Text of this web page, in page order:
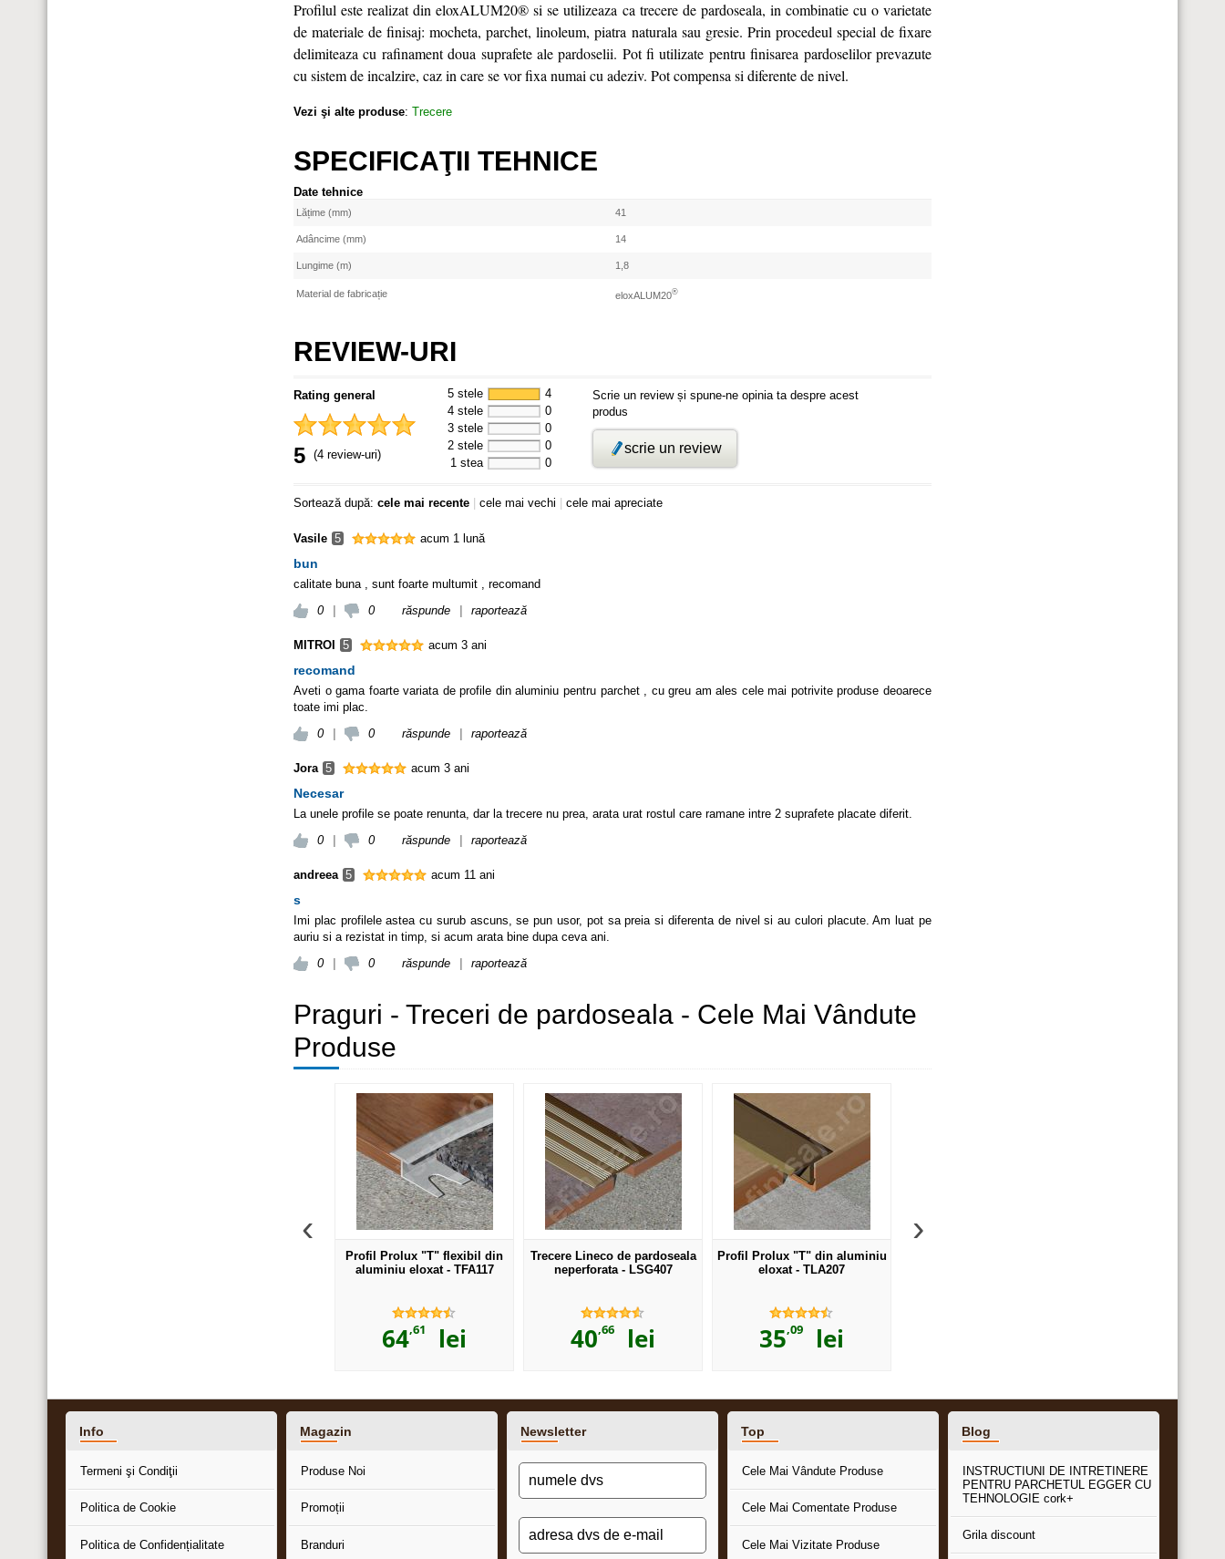
Profilul este realizat din eloxALUM20® si se utilizeaza ca trecere de pardoseala, in combinatie cu o varietate
de materiale de finisaj: mocheta, parchet, linoleum, piatra naturala sau gresie. Prin procedeul special de fixare
delimiteaza cu rafinament doua suprafete ale pardoselii. Pot fi utilizate pentru finisarea pardoselilor prevazute
cu sistem de incalzire, caz in care se vor fixa numai cu adeziv. Pot compensa si diferente de nivel.
Vezi şi alte produse: Trecere
SPECIFICAŢII TEHNICE
Date tehnice
Lățime (mm) 41
Adâncime (mm) 14
Lungime (m) 1,8
Material de fabricație eloxALUM20®
REVIEW-URI
Rating general
5 (4 review-uri)
5 stele
4
4 stele
0
3 stele
0
2 stele
0
1 stea
0
Scrie un review și spune-ne opinia ta despre acest
produs
scrie un review
Sortează după: cele mai recente cele mai vechi cele mai apreciate
Vasile 5 acum 1 lună
bun
calitate buna , sunt foarte multumit , recomand
0
0 răspunde raportează
MITROI 5 acum 3 ani
recomand
Aveti o gama foarte variata de profile din aluminiu pentru parchet , cu greu am ales cele mai potrivite produse deoarece
toate imi plac.
0
0 răspunde raportează
Jora 5 acum 3 ani
Necesar
La unele profile se poate renunta, dar la trecere nu prea, arata urat rostul care ramane intre 2 suprafete placate diferit.
0
0 răspunde raportează
andreea 5 acum 11 ani
s
Imi plac profilele astea cu surub ascuns, se pun usor, pot sa preia si diferenta de nivel si au culori placute. Am luat pe
auriu si a rezistat in timp, si acum arata bine dupa ceva ani.
0
0 răspunde raportează
Praguri - Treceri de pardoseala - Cele Mai Vândute
Produse
‹
Profil Prolux "T" flexibil din
aluminiu eloxat - TFA117
64,61 lei
Trecere Lineco de pardoseala
neperforata - LSG407
40,66 lei
Profil Prolux "T" din aluminiu
eloxat - TLA207
35,09 lei
›
Info
Termeni şi Condiţii
Politica de Cookie
Politica de Confidențialitate
Magazin
Produse Noi
Promoții
Branduri
Newsletter Top
Cele Mai Vândute Produse
Cele Mai Comentate Produse
Cele Mai Vizitate Produse
Blog
INSTRUCTIUNI DE INTRETINERE
PENTRU PARCHETUL EGGER CU
TEHNOLOGIE cork+
Grila discount